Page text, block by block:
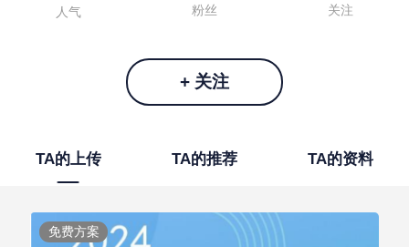
人气 粉丝 关注
+ 关注
TA的上传 TA的推荐 TA的资料
免费方案